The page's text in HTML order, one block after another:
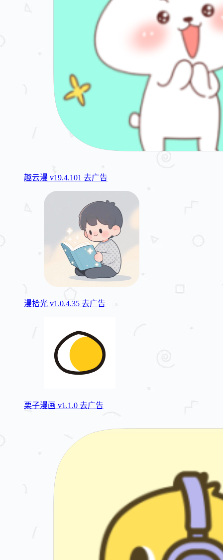
趣云漫 v19.4.101 去广告
漫拾光 v1.0.4.35 去广告
栗子漫画 v1.1.0 去广告